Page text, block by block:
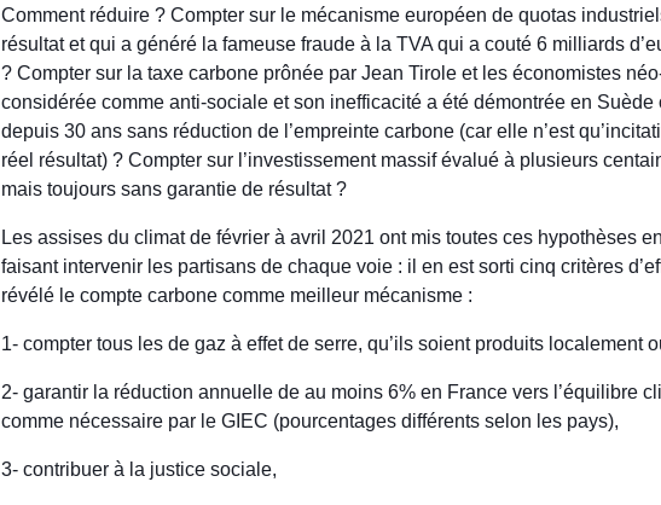
Comment réduire ? Compter sur le mécanisme européen de quotas
résultat et qui a généré la fameuse fraude à la TVA qui a couté 6 milliards
? Compter sur la taxe carbone prônée par Jean Tirole et les économistes
considérée comme anti-sociale et son inefficacité a été démontrée en
depuis 30 ans sans réduction de l’empreinte carbone (car elle n’est
réel résultat) ? Compter sur l’investissement massif évalué à plusieurs
mais toujours sans garantie de résultat ?
Les assises du climat de février à avril 2021 ont mis toutes ces hypothèses
faisant intervenir les partisans de chaque voie : il en est sorti cinq critères
révélé le compte carbone comme meilleur mécanisme :
1- compter tous les de gaz à effet de serre, qu’ils soient produits localement
2- garantir la réduction annuelle de au moins 6% en France vers l’équilibre
comme nécessaire par le GIEC (pourcentages différents selon les pays),
3- contribuer à la justice sociale,